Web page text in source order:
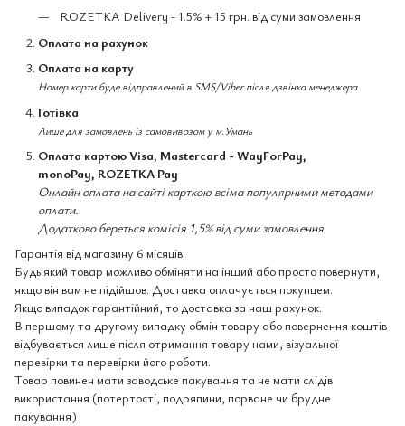
ROZETKA Delivery - 1.5% + 15 грн. від суми замовлення
Оплата на рахунок
Оплата на карту
Номер карти буде відправлений в SMS/Viber після дзвінка менеджера
Готівка
Лише для замовлень із самовивозом у м.Умань
Оплата картою Visa, Mastercard - WayForPay,
monoPay, ROZETKA Pay
Онлайн оплата на сайті карткою всіма популярними методами
оплати.
Додатково береться комісія 1,5% від суми замовлення
Гарантія від магазину 6 місяців.
Будь який товар можливо обміняти на інший або просто повернути,
якщо він вам не підійшов. Доставка оплачується покупцем.
Якщо випадок гарантійний, то доставка за наш рахунок.
В першому та другому випадку обмін товару або повернення коштів
відбувається лише після отримання товару нами, візуальної
перевірки та перевірки його роботи.
Товар повинен мати заводське пакування та не мати слідів
використання (потертості, подряпини, порване чи брудне
пакування)